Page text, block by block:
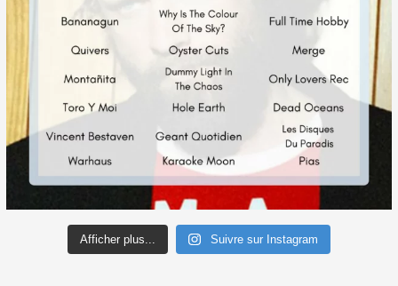
Afficher plus... Suivre sur Instagram